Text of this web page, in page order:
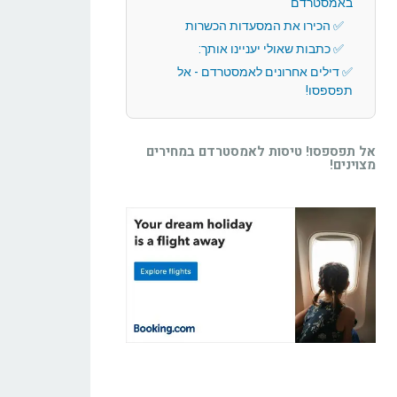
הכירו את המסעדות הכשרות
כתבות שאולי יעניינו אותך:
דילים אחרונים לאמסטרדם - אל
תפספסו!
אל תפספסו! טיסות לאמסטרדם במחירים
מצוינים!